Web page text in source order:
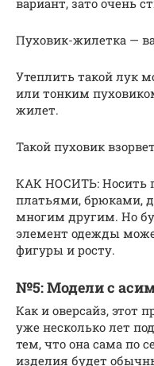
Пуховик-жилетка —
Утеплить такой лук
или тонким
жилет.
Такой пуховик
КАК НОСИТЬ: Носить
платьями, брюками,
многим другим. Но
элемент одежды
фигуры и росту.
№5: Модели с
Как и оверсайз, этот
уже несколько лет
тем, что она сама по
изделия будет